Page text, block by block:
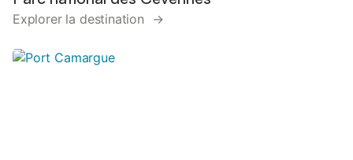
Explorer la destination →